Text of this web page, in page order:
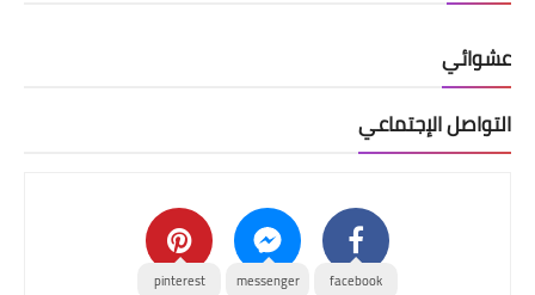
عشوائي
التواصل الإجتماعي
facebook
messenger
pinterest